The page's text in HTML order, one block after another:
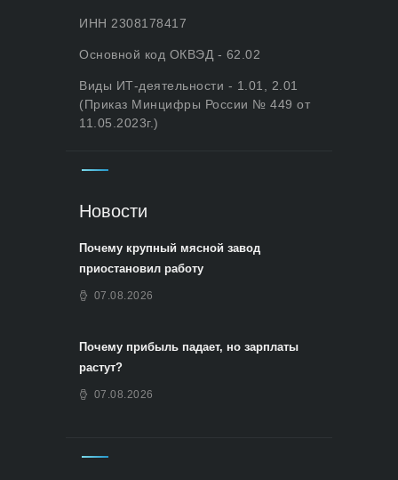
ИНН 2308178417
Основной код ОКВЭД - 62.02
Виды ИТ-деятельности - 1.01, 2.01
(Приказ Минцифры России № 449 от
11.05.2023г.)
Новости
Почему крупный мясной завод
приостановил работу
07.08.2026
Почему прибыль падает, но зарплаты
растут?
07.08.2026